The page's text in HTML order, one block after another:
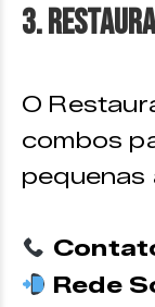
3.
O
combos
pequenas
Rede